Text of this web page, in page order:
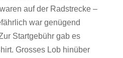
auf der Radstrecke –
war genügend
Startgebühr gab es
Grosses Lob hinüber